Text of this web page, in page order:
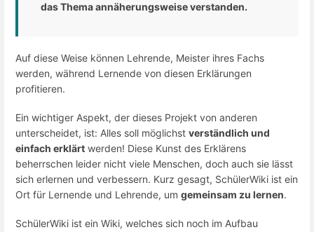
das Thema annäherungsweise verstanden.
Auf diese Weise können Lehrende, Meister ihres Fachs
werden, während Lernende von diesen Erklärungen
profitieren.
Ein wichtiger Aspekt, der dieses Projekt von anderen
unterscheidet, ist: Alles soll möglichst verständlich und
einfach erklärt werden! Diese Kunst des Erklärens
beherrschen leider nicht viele Menschen, doch auch sie lässt
sich erlernen und verbessern. Kurz gesagt, SchülerWiki ist ein
Ort für Lernende und Lehrende, um gemeinsam zu lernen.
SchülerWiki ist ein Wiki, welches sich noch im Aufbau